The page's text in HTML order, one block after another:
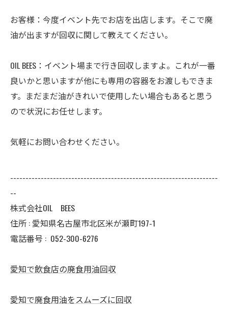
お客様：今度イベント先でお店を出店します。そこで廃
油が出ますが回収に関して教えてください。
OIL BEES：イベント場まで行き回収しますよ。これが一番
良いかと思いますが他にも専用の容器をお渡しもできま
す。まだまだ油がきれいで使用したい場合もあると思う
ので状況にお任せします。
気軽にお問い合わせください。
--------------------------------------------------------------------
--
株式会社OIL BEES
住所 : 愛知県名古屋市北区米が瀬町197-1
電話番号 : 052-300-6276
愛知で飲食店の廃食用油回収
愛知で廃食用油をスムーズに回収